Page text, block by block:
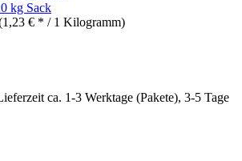
kg Sack
€ * / 1 Kilogramm)
ca. 1-3 Werktage (Pakete), 3-5 Tage